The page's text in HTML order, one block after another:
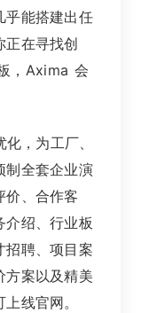
乎能搭建出任
正在寻找创
，Axima 会
，为工厂、
制全套企业演
价、合作客
介绍、行业板
招聘、项目案
方案以及精美
线官网。